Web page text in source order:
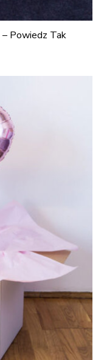
Powiedz Tak